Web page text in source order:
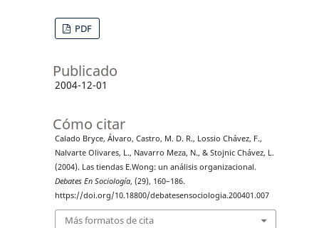
PDF
Publicado
2004-12-01
Cómo citar
Calado Bryce, Álvaro, Castro, M. D. R., Lossio Chávez, F.,
Nalvarte Olivares, L., Navarro Meza, N., & Stojnic Chávez, L.
(2004). Las tiendas E.Wong: un análisis organizacional.
Debates En Sociología, (29), 160–186.
https://doi.org/10.18800/debatesensociologia.200401.007
Más formatos de cita